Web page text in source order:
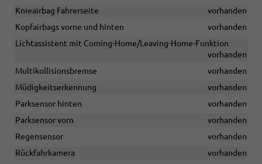
Knieairbag Fahrerseite
vorhanden
Kopfairbags vorne und hinten
vorhanden
Lichtassistent mit Coming-Home/Leaving-Home-Funktion
vorhanden
Multikollisionsbremse
vorhanden
Müdigkeitserkennung
vorhanden
Parksensor hinten
vorhanden
Parksensor vorn
vorhanden
Regensensor
vorhanden
Rückfahrkamera
vorhanden